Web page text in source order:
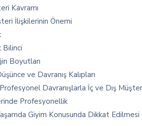
Kavramı
İlişkilerinin Önemi
Bilinci
Boyutları
ve Davranış Kalıpları
Profesyonel Davranışlarla İç ve Dış
Profesyonellik
Giyim Konusunda Dikkat